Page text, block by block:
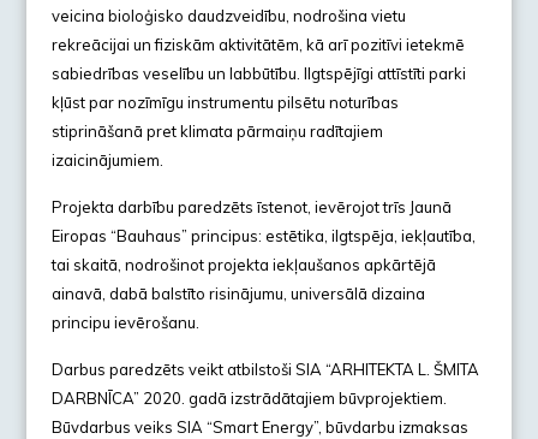
veicina bioloģisko daudzveidību, nodrošina vietu
rekreācijai un fiziskām aktivitātēm, kā arī pozitīvi ietekmē
sabiedrības veselību un labbūtību. Ilgtspējīgi attīstīti parki
kļūst par nozīmīgu instrumentu pilsētu noturības
stiprināšanā pret klimata pārmaiņu radītajiem
izaicinājumiem.
Projekta darbību paredzēts īstenot, ievērojot trīs Jaunā
Eiropas “Bauhaus” principus: estētika, ilgtspēja, iekļautība,
tai skaitā, nodrošinot projekta iekļaušanos apkārtējā
ainavā, dabā balstīto risinājumu, universālā dizaina
principu ievērošanu.
Darbus paredzēts veikt atbilstoši SIA “ARHITEKTA L. ŠMITA
DARBNĪCA” 2020. gadā izstrādātajiem būvprojektiem.
Būvdarbus veiks SIA “Smart Energy”, būvdarbu izmaksas